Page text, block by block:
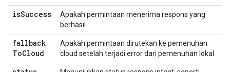
isSuccess
Apakah permintaan menerima respons yang
berhasil.
fallback
ToCloud
Apakah permintaan dirutekan ke pemenuhan
cloud setelah terjadi error dari pemenuhan lokal.